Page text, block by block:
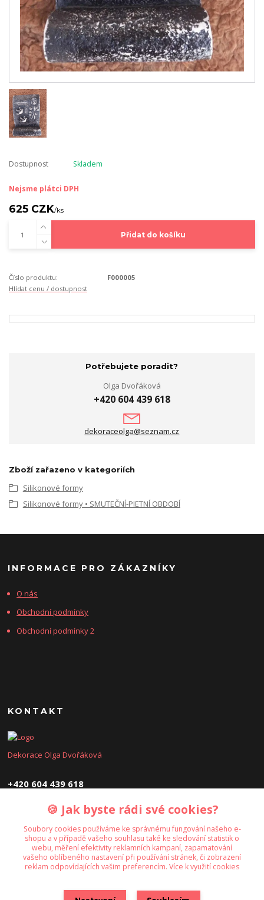
Dostupnost Skladem
Nejsme plátci DPH
625 CZK/ks
Přidat do košíku
Číslo produktu:
F000005
Hlídat cenu / dostupnost
Potřebujete poradit?
Olga Dvořáková
+420 604 439 618
dekoraceolga@seznam.cz
Zboží zařazeno v kategoriích
Silikonové formy
Silikonové formy • SMUTEČNÍ-PIETNÍ OBDOBÍ
INFORMACE PRO ZÁKAZNÍKY
O nás
Obchodní podmínky
Obchodní podmínky 2
KONTAKT
Dekorace Olga Dvořáková
+420 604 439 618
dekoraceolga@seznam.cz
Upravit sběr cookies.
🍪 Jak byste rádi své cookies?
Soubory cookies používáme ke správnému fungování našeho e-
shopu a v případě vašeho souhlasu také ke sledování statistik o
webu, měření efektivity reklamních kampaní, zapamatování
vašeho oblíbeného nastavení při používání stránek, či zobrazení
reklam odpovídajících vašim preferencím. Více k využití cookies